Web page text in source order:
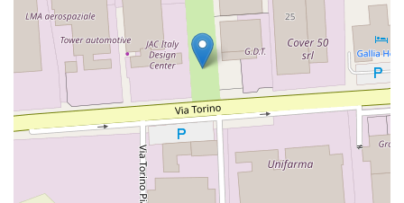
LUG
conseguito il rinnovo delle certificazioni
Qualità e...
20
Attività di supporto per pulizie e
gestione eventi
20/07/2023 Attività di supporto per pulizie e
gestione eventi Concerti Tiziano Ferro,
Mengoni e Pinguini Tattici Nucleari. La...